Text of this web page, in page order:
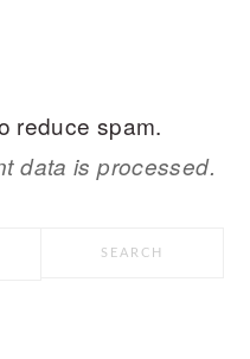
reduce spam.
data is processed.